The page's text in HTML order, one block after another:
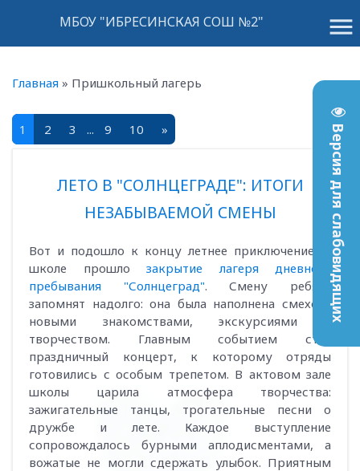
Версия для слабовидящих
menu
МБОУ "ИБРЕСИНСКАЯ СОШ №2"
Главная » Пришкольный лагерь
1 2 3 ... 9 10 »
ЛЕТО В "СОЛНЦЕГРАДЕ": ИТОГИ
НЕЗАБЫВАЕМОЙ СМЕНЫ
Вот и подошло к концу летнее приключение. В
школе прошло закрытие лагеря дневного
пребывания "Солнцеград". Смену ребята
запомнят надолго: она была наполнена смехом,
новыми знакомствами, экскурсиями и
творчеством. Главным событием стал
праздничный концерт, к которому отряды
готовились с особым трепетом. В актовом зале
школы царила атмосфера творчества:
зажигательные танцы, трогательные песни о
дружбе и лете. Каждое выступление
сопровождалось бурными аплодисментами, а
вожатые не могли сдержать улыбок. Приятным